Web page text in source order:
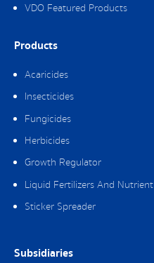
VDO Featured Products
Products
Acaricides
Insecticides
Fungicides
Herbicides
Growth Regulator
Liquid Fertilizers And Nutrient
Sticker Spreader
Subsidiaries